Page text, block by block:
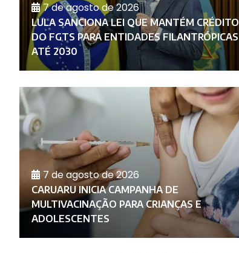
7 de agosto de 2026
LULA SANCIONA LEI QUE MANTÉM CRÉDITO
DO FGTS PARA ENTIDADES FILANTRÓPICAS
ATÉ 2030
7 de agosto de 2026
CARUARU INICIA CAMPANHA DE
MULTIVACINAÇÃO PARA CRIANÇAS E
ADOLESCENTES